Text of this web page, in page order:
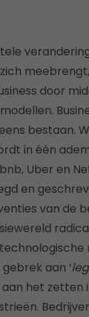
door
bestaan.
in één
Uber en
en
van de
aan ‘
het zetten